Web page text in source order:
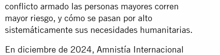
conflicto armado las personas mayores corren
mayor riesgo, y cómo se pasan por alto
sistemáticamente sus necesidades humanitarias.
En diciembre de 2024, Amnistía Internacional